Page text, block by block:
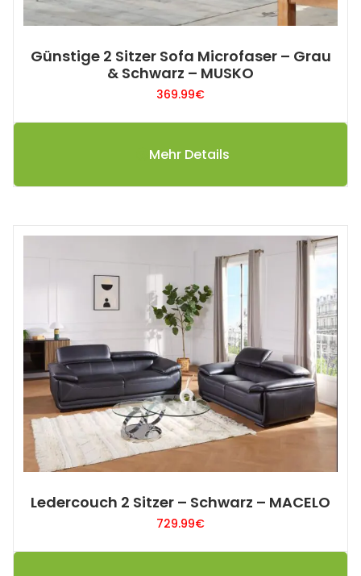
Günstige 2 Sitzer Sofa Microfaser – Grau
& Schwarz – MUSKO
369.99€
Mehr Details
Ledercouch 2 Sitzer – Schwarz – MACELO
729.99€